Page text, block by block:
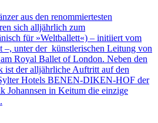
aus den renommiertesten
sich alljährlich zum
für »Weltballett«) – initiiert vom
–, unter der künstlerischen Leitung von
Royal Ballet of London. Neben den
ist der alljährliche Auftritt auf den
Hotels BENEN-DIKEN-HOF der
Johannsen in Keitum die einzige